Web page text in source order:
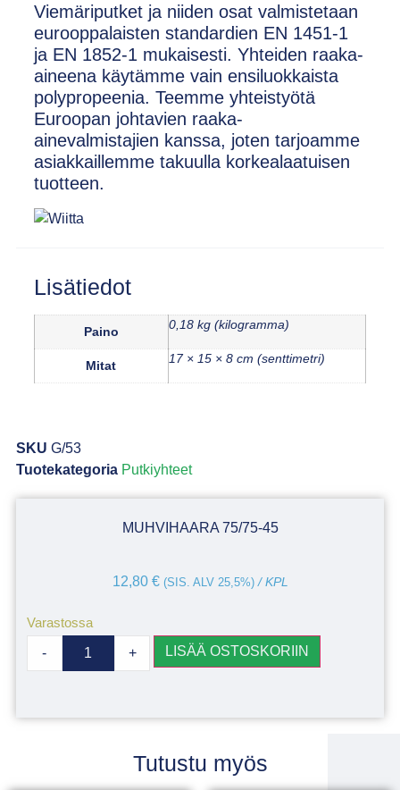
Viemäriputket ja niiden osat valmistetaan
eurooppalaisten standardien EN 1451-1
ja EN 1852-1 mukaisesti. Yhteiden raaka-
aineena käytämme vain ensiluokkaista
polypropeenia. Teemme yhteistyötä
Euroopan johtavien raaka-
ainevalmistajien kanssa, joten tarjoamme
asiakkaillemme takuulla korkealaatuisen
tuotteen.
Lisätiedot
Paino 0,18 kg (kilogramma)
Mitat 17 × 15 × 8 cm (senttimetri)
SKU G/53
Tuotekategoria Putkiyhteet
MUHVIHAARA 75/75-45
12,80 € (SIS. ALV 25,5%)/ KPL
Varastossa
- + LISÄÄ OSTOSKORIIN
Tutustu myös